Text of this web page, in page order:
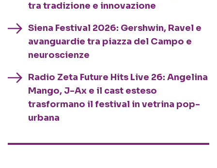
tra tradizione e innovazione
Siena Festival 2026: Gershwin, Ravel e
avanguardie tra piazza del Campo e
neuroscienze
Radio Zeta Future Hits Live 26: Angelina
Mango, J-Ax e il cast esteso
trasformano il festival in vetrina pop-
urbana